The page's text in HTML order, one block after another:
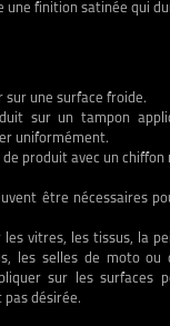
une finition satinée qui
sur une surface froide.
sur un tampon
uniformément.
de produit avec un chiffon
être nécessaires
les vitres, les tissus, la
les selles de moto ou
sur les surfaces
pas désirée.